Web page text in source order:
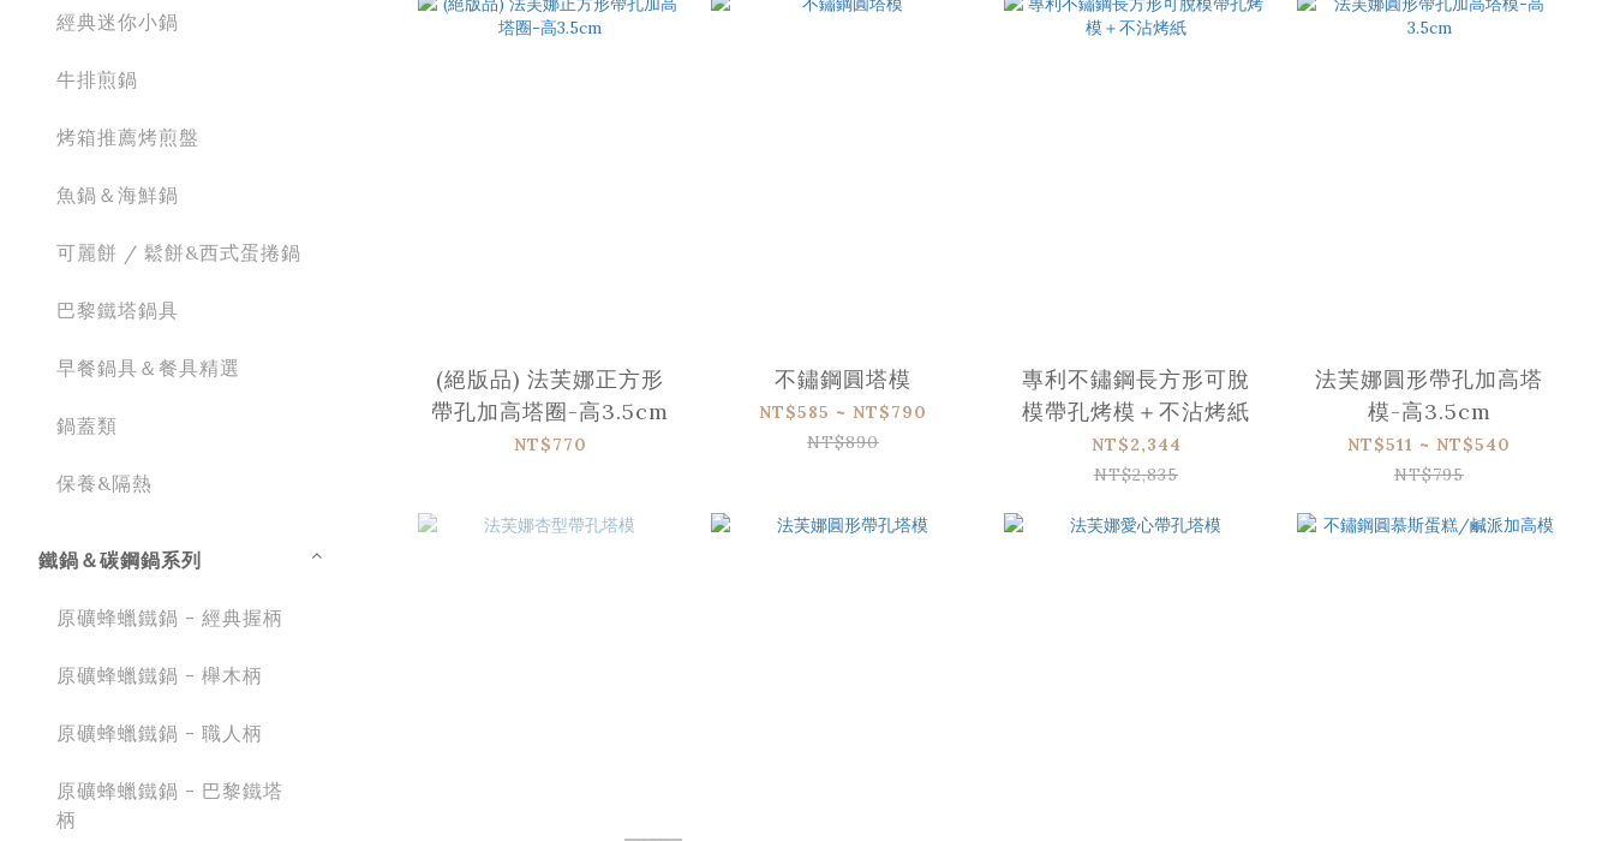
經典迷你小鍋
牛排煎鍋
烤箱推薦烤煎盤
魚鍋＆海鮮鍋
可麗餅 / 鬆餅&西式蛋捲鍋
巴黎鐵塔鍋具
早餐鍋具＆餐具精選
鍋蓋類
保養&隔熱
鐵鍋＆碳鋼鍋系列
原礦蜂蠟鐵鍋 - 經典握柄
原礦蜂蠟鐵鍋 - 櫸木柄
原礦蜂蠟鐵鍋 - 職人柄
原礦蜂蠟鐵鍋 - 巴黎鐵塔
柄
(絕版品) 法芙娜正方形
帶孔加高塔圈-高3.5cm
NT$770
不鏽鋼圓塔模
NT$585 ~ NT$790
NT$890
專利不鏽鋼長方形可脫
模帶孔烤模＋不沾烤紙
NT$2,344
NT$2,835
法芙娜圓形帶孔加高塔
模-高3.5cm
NT$511 ~ NT$540
NT$795